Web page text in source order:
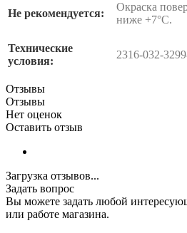
Не рекомендуется:
Окраска
ниже +7°С.
Технические
условия:
2316-032-
Отзывы
Отзывы
Нет оценок
Оставить отзыв
Загрузка отзывов...
Задать вопрос
Вы можете задать любой
или работе магазина.